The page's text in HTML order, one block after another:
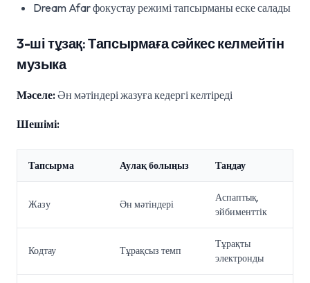
Dream Afar фокустау режимі тапсырманы еске салады
3-ші тұзақ: Тапсырмаға сәйкес келмейтін
музыка
Мәселе:Ән мәтіндері жазуға кедергі келтіреді
Шешімі:
Тапсырма Аулақ болыңыз Таңдау
Жазу Ән мәтіндері
Аспаптық,
эйбименттік
Кодтау Тұрақсыз темп
Тұрақты
электронды